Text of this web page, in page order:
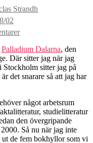
Strandh
02
till
Det
där
hittar
jag
på
tankar
vid
en
hyllrensning
Palladium Dalarna, den
Där sitter jag när jag
sitter jag på
det snarare så att jag har
något arbetsrum
studielitteratur
den övergripande
Så nu när jag inte
ut de fem bokhyllor som vi